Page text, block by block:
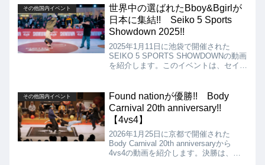
BBOY、JUNIOR BGIRLのSEMI FINAL
からの映像。
その他国内イベント
世界中の選ばれたBboy&Bgirlが
日本に集結!! Seiko 5 Sports
Showdown 2025!!
2025年1月11日に池袋で開催された
SEIKO 5 SPORTS SHOWDOWNの動画
を紹介します。このイベントは、セイコ
アの世界各国から選ばれた10名の大人
気Bboy、Bgirlが集結し、 5つのバトル
が繰り広げられるといったものになりま
す。
その他国内イベント
Found nationが優勝!! Body
Carnival 20th anniversary!!
【4vs4】
2026年1月25日に京都で開催された
Body Carnival 20th anniversaryから
4vs4の動画を紹介します。決勝は、